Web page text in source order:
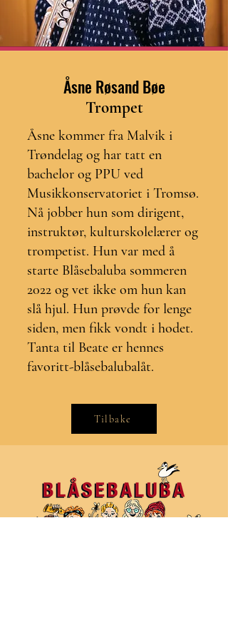
Åsne Røsand Bøe
Trompet
Åsne kommer fra Malvik i
Trøndelag og har tatt en
bachelor og PPU ved
Musikkonservatoriet i Tromsø.
Nå jobber hun som dirigent,
instruktør, kulturskolelærer og
trompetist. Hun var med å
starte Blåsebaluba sommeren
2022 og vet ikke om hun kan
slå hjul. Hun prøvde for lenge
siden, men fikk vondt i hodet.
Tanta til Beate er hennes
favoritt-blåsebalubalåt.
Tilbake